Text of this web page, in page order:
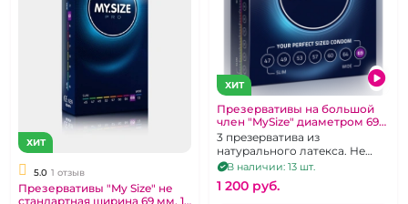
ХИТ
5.0 1 отзыв
Презервативы "My Size" не
стандартная ширина 69 мм, 10
ХИТ
Презервативы на большой
член "MySize" диаметром 69
мм
3 презерватива из
натурального латекса. Не
стандартная ширина,
классические с лубрикантом
и резервуаром на конце
В наличии: 13 шт.
1 200 pуб.